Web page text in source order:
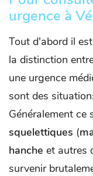
urgence à
Tout d'abord il
la distinction
une urgence
sont des
Généralement ce
squelettiques (
hanche et autres
survenir